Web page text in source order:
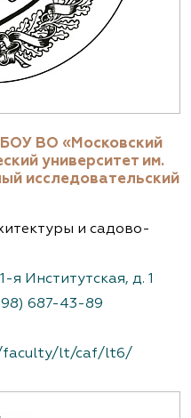
ВО «Московский
университет им.
исследовательский
и садово-
я Институтская, д. 1
687-43-89
faculty/lt/caf/lt6/